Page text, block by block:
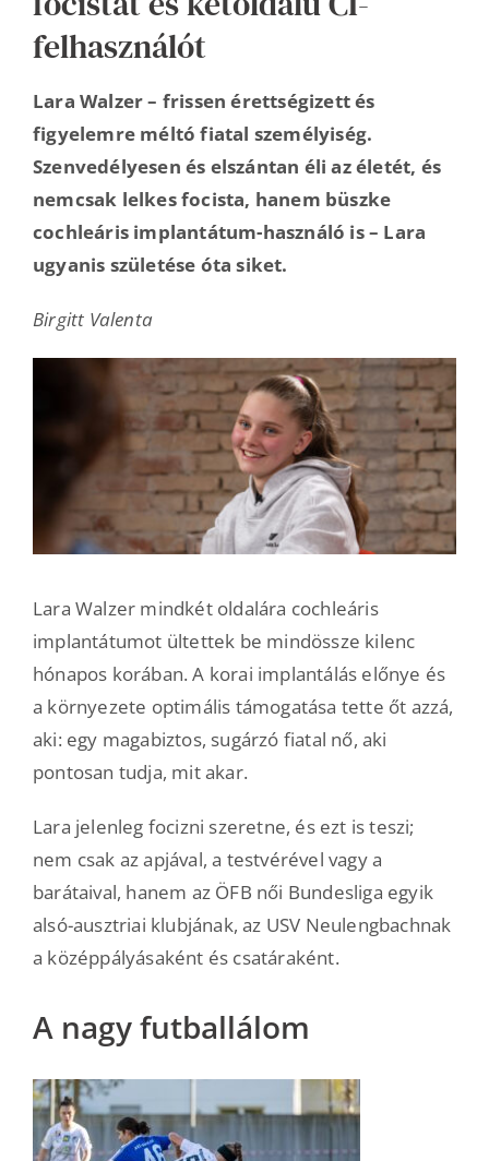
felhasználót
Lara Walzer – frissen érettségizett és
figyelemre méltó fiatal személyiség.
Szenvedélyesen és elszántan éli az életét, és
nemcsak lelkes focista, hanem büszke
cochleáris implantátum-használó is – Lara
ugyanis születése óta siket.
Birgitt Valenta
Lara Walzer mindkét oldalára cochleáris
implantátumot ültettek be mindössze kilenc
hónapos korában. A korai implantálás előnye és
a környezete optimális támogatása tette őt azzá,
aki: egy magabiztos, sugárzó fiatal nő, aki
pontosan tudja, mit akar.
Lara jelenleg focizni szeretne, és ezt is teszi;
nem csak az apjával, a testvérével vagy a
barátaival, hanem az ÖFB női Bundesliga egyik
alsó-ausztriai klubjának, az USV Neulengbachnak
a középpályásaként és csatáraként.
A nagy futballálom